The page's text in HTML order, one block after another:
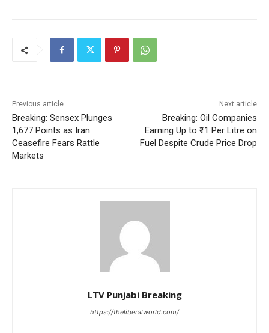
Previous article
Breaking: Sensex Plunges
1,677 Points as Iran
Ceasefire Fears Rattle
Markets
Next article
Breaking: Oil Companies
Earning Up to ₹11 Per Litre on
Fuel Despite Crude Price Drop
LTV Punjabi Breaking
https://theliberalworld.com/